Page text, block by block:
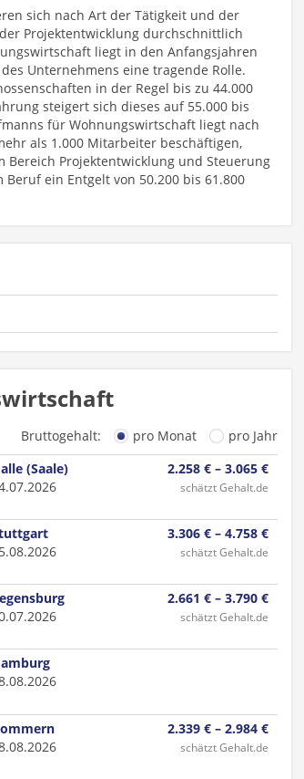
sich nach Art der Tätigkeit und der
Projektentwicklung durchschnittlich
liegt in den Anfangsjahren
Unternehmens eine tragende Rolle.
in der Regel bis zu 44.000
steigert sich dieses auf 55.000 bis
für Wohnungswirtschaft liegt nach
als 1.000 Mitarbeiter beschäftigen,
Bereich Projektentwicklung und Steuerung
ein Entgelt von 50.200 bis 61.800
Bruttogehalt: pro Monat
pro Jahr
(Saale)
2.258 € – 3.065 €
schätzt Gehalt.de
3.306 € – 4.758 €
schätzt Gehalt.de
2.661 € – 3.790 €
schätzt Gehalt.de
2.339 € – 2.984 €
schätzt Gehalt.de